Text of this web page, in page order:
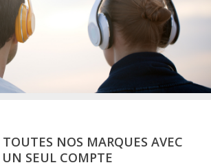
NOS MARQUES AVEC
UN SEUL COMPTE